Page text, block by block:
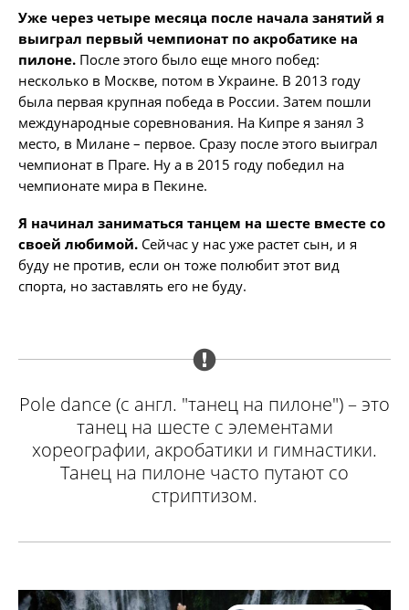
Уже через четыре месяца после начала занятий я
выиграл первый чемпионат по акробатике на
пилоне. После этого было еще много побед:
несколько в Москве, потом в Украине. В 2013 году
была первая крупная победа в России. Затем пошли
международные соревнования. На Кипре я занял 3
место, в Милане – первое. Сразу после этого выиграл
чемпионат в Праге. Ну а в 2015 году победил на
чемпионате мира в Пекине.
Я начинал заниматься танцем на шесте вместе со
своей любимой. Сейчас у нас уже растет сын, и я
буду не против, если он тоже полюбит этот вид
спорта, но заставлять его не буду.
Pole dance (с англ. "танец на пилоне") – это
танец на шесте с элементами
хореографии, акробатики и гимнастики.
Танец на пилоне часто путают со
стриптизом.